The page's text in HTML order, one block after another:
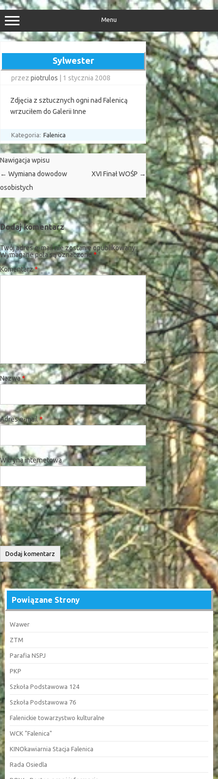
Przejdź
do
treści
Menu
Sylwester
przez piotrulos 1 stycznia 2008
Zdjęcia z sztucznych ogni nad Falenicą
wrzuciłem do Galerii Inne
Kategoria: Falenica
Nawigacja wpisu
← Wymiana dowodow
osobistych
XVI Finał WOŚP →
Dodaj komentarz
Twój adres e-mail nie zostanie opublikowany.
Wymagane pola są oznaczone*
Komentarz*
Nazwa*
Adres e-mail*
Witryna internetowa
Powiązane Strony
Wawer
ZTM
Parafia NSPJ
PKP
Szkoła Podstawowa 124
Szkoła Podstawowa 76
Falenickie towarzystwo kulturalne
WCK "Falenica"
KINOkawiarnia Stacja Falenica
Rada Osiedla